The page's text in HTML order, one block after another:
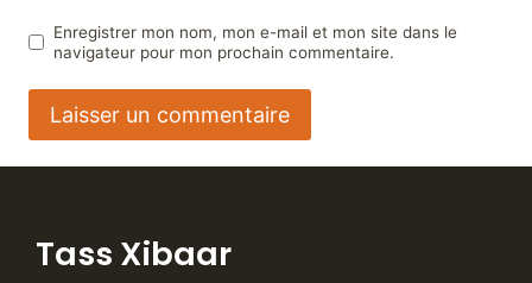
Enregistrer mon nom, mon e-mail et mon site dans le
navigateur pour mon prochain commentaire.
Tass Xibaar